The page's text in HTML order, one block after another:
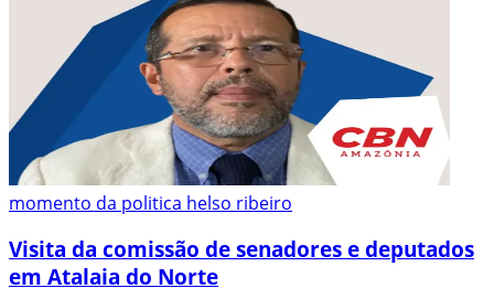
momento da politica helso ribeiro
Visita da comissão de senadores e deputados
em Atalaia do Norte